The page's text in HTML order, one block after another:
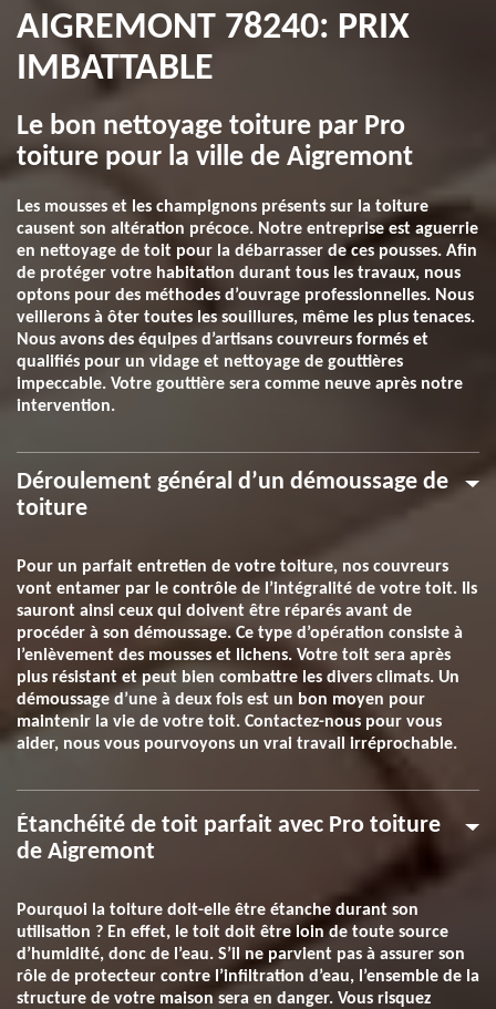
AIGREMONT 78240: PRIX
IMBATTABLE
Le bon nettoyage toiture par Pro
toiture pour la ville de Aigremont
Les mousses et les champignons présents sur la toiture
causent son altération précoce. Notre entreprise est aguerrie
en nettoyage de toit pour la débarrasser de ces pousses. Afin
de protéger votre habitation durant tous les travaux, nous
optons pour des méthodes d’ouvrage professionnelles. Nous
veillerons à ôter toutes les souillures, même les plus tenaces.
Nous avons des équipes d’artisans couvreurs formés et
qualifiés pour un vidage et nettoyage de gouttières
impeccable. Votre gouttière sera comme neuve après notre
intervention.
Déroulement général d’un démoussage de
toiture
Pour un parfait entretien de votre toiture, nos couvreurs
vont entamer par le contrôle de l’intégralité de votre toit. Ils
sauront ainsi ceux qui doivent être réparés avant de
procéder à son démoussage. Ce type d’opération consiste à
l’enlèvement des mousses et lichens. Votre toit sera après
plus résistant et peut bien combattre les divers climats. Un
démoussage d’une à deux fois est un bon moyen pour
maintenir la vie de votre toit. Contactez-nous pour vous
aider, nous vous pourvoyons un vrai travail irréprochable.
Étanchéité de toit parfait avec Pro toiture
de Aigremont
Pourquoi la toiture doit-elle être étanche durant son
utilisation ? En effet, le toit doit être loin de toute source
d’humidité, donc de l’eau. S’il ne parvient pas à assurer son
rôle de protecteur contre l’infiltration d’eau, l’ensemble de la
structure de votre maison sera en danger. Vous risquez